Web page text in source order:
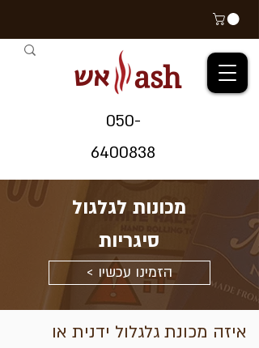
אש ash
050-
6400838
מכונות לגלגול
סיגריות
< הזמינו עכשיו
איזה מכונת גלגלול ידנית או